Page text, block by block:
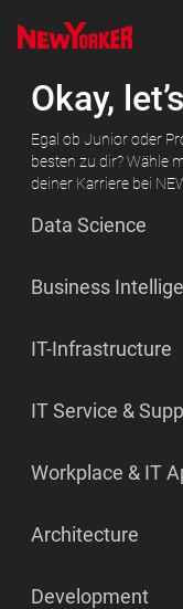
Okay,
Egal ob Junior oder
besten zu dir? Wähle
deiner Karriere bei
Data Science
Business
IT-Infrastructure
IT Service &
Workplace & IT
Architecture
Development